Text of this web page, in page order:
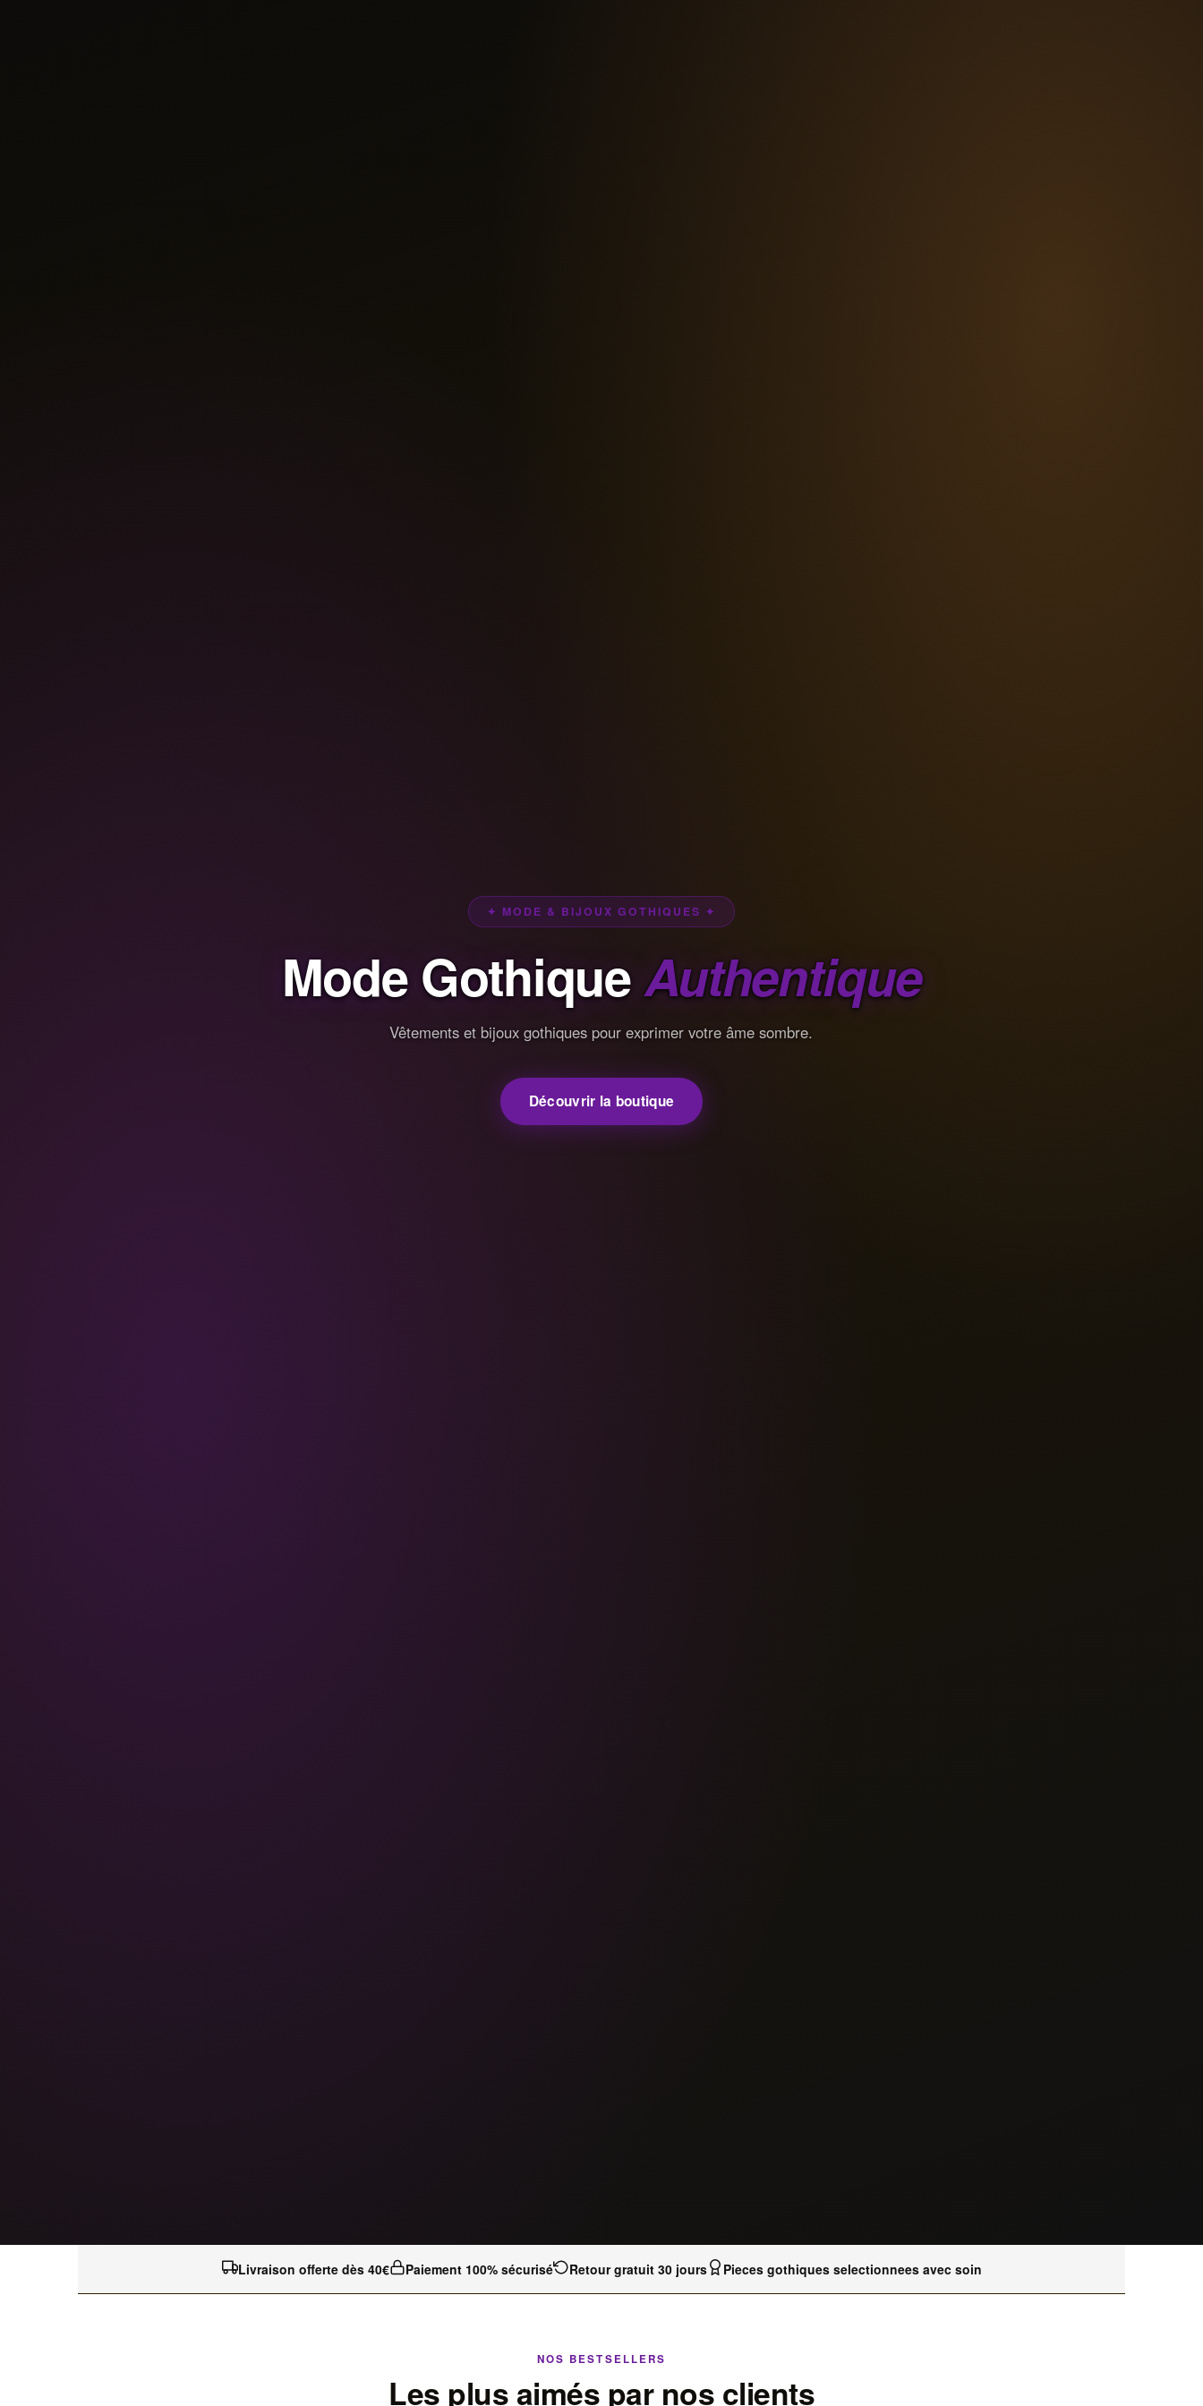
✦ MODE & BIJOUX GOTHIQUES ✦
Mode GothiqueAuthentique
Vêtements et bijoux gothiques pour exprimer votre âme sombre.
Découvrir la boutique
Livraison offerte dès 40€ Paiement 100% sécurisé Retour gratuit 30 jours Pieces gothiques selectionnees avec soin
NOS BESTSELLERS
Les plus aimés par nos clients